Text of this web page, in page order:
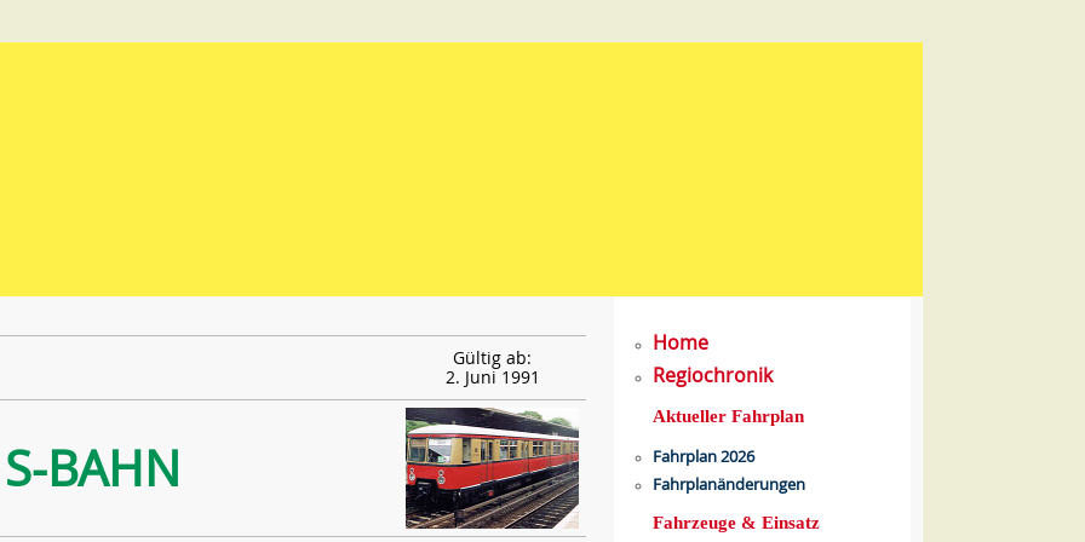
Gültig ab:
2. Juni 1991
S-BAHN
Home
Regiochronik
Aktueller Fahrplan
Fahrplan 2026
Fahrplanänderungen
Fahrzeuge & Einsatz